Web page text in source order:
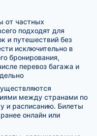
от частных
подходят для
и путешествий без
исключительно в
бронирования,
перевоз багажа и
между странами по
и расписанию. Билеты
онлайн или